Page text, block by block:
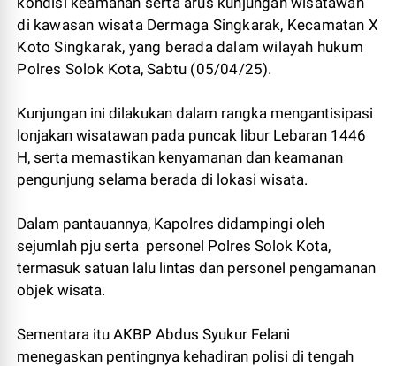
di kawasan wisata Dermaga Singkarak, Kecamatan X
Koto Singkarak, yang berada dalam wilayah hukum
Polres Solok Kota, Sabtu (05/04/25).
Kunjungan ini dilakukan dalam rangka mengantisipasi
lonjakan wisatawan pada puncak libur Lebaran 1446
H, serta memastikan kenyamanan dan keamanan
pengunjung selama berada di lokasi wisata.
Dalam pantauannya, Kapolres didampingi oleh
sejumlah pju serta personel Polres Solok Kota,
termasuk satuan lalu lintas dan personel pengamanan
objek wisata.
Sementara itu AKBP Abdus Syukur Felani
menegaskan pentingnya kehadiran polisi di tengah